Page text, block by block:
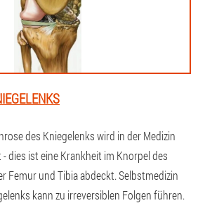
des Kniegelenks wird in der Medizin
dies ist eine Krankheit im Knorpel des
Femur und Tibia abdeckt. Selbstmedizin
kann zu irreversiblen Folgen führen.